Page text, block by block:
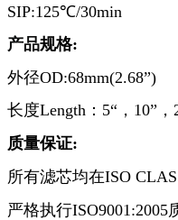
SIP:125℃/30min
产品规格:
外径OD:68mm(2.68”)
长度Length：5“，10”，
质量保证:
所有滤芯均在ISO
严格执行ISO9001:2005